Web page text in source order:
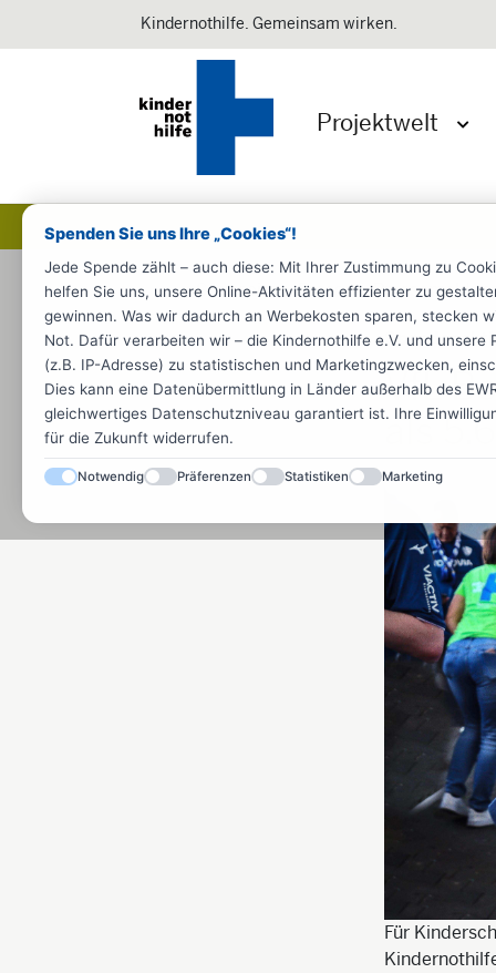
Spenden Sie uns Ihre „Cookies“!
Jede Spende zählt – auch diese: Mit Ihrer Zustimmung zu
helfen Sie uns, unsere Online-Aktivitäten effizienter zu
gewinnen. Was wir dadurch an Werbekosten sparen, stecken
Not. Dafür verarbeiten wir – die Kindernothilfe e.V. und unsere
(z.B. IP-Adresse) zu statistischen und Marketingzwecken,
Dies kann eine Datenübermittlung in Länder außerhalb des
gleichwertiges Datenschutzniveau garantiert ist. Ihre
für die Zukunft widerrufen.
Notwendig Präferenzen Statistiken Marketing
Kindernothilfe. Gemeinsam wirken.
Projektwelt
Startseite Presse
VfL
als
Für